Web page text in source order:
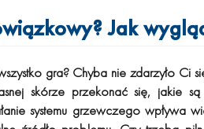
Jak
gra? Chyba nie zdarzyło Ci
skórze przekonać się, jakie
systemu grzewczego wpływa